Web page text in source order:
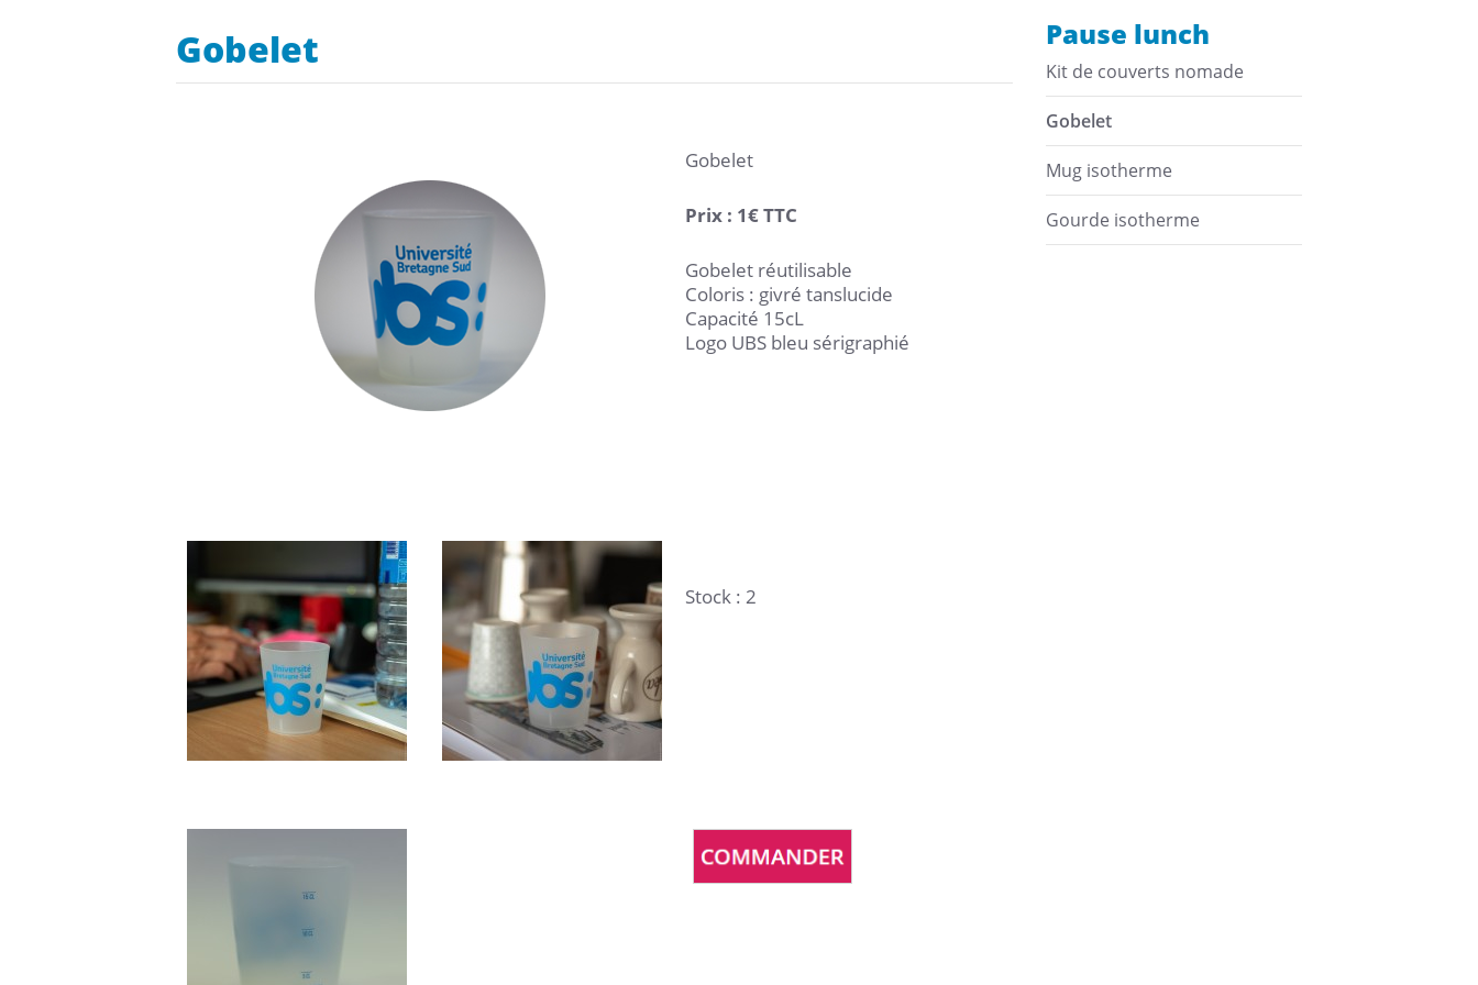
Gobelet
Gobelet
Prix : 1€ TTC
Gobelet réutilisable
Coloris : givré tanslucide
Capacité 15cL
Logo UBS bleu sérigraphié
Stock : 2
Pause lunch
Kit de couverts nomade
Gobelet
Mug isotherme
Gourde isotherme